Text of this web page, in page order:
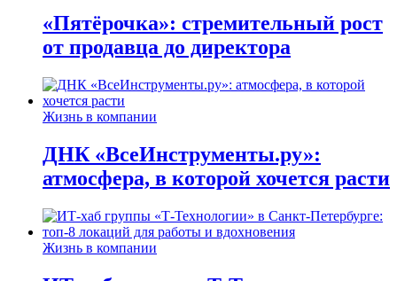
«Пятёрочка»: стремительный рост
от продавца до директора
Жизнь в компании
ДНК «ВсеИнструменты.ру»:
атмосфера, в которой хочется расти
Жизнь в компании